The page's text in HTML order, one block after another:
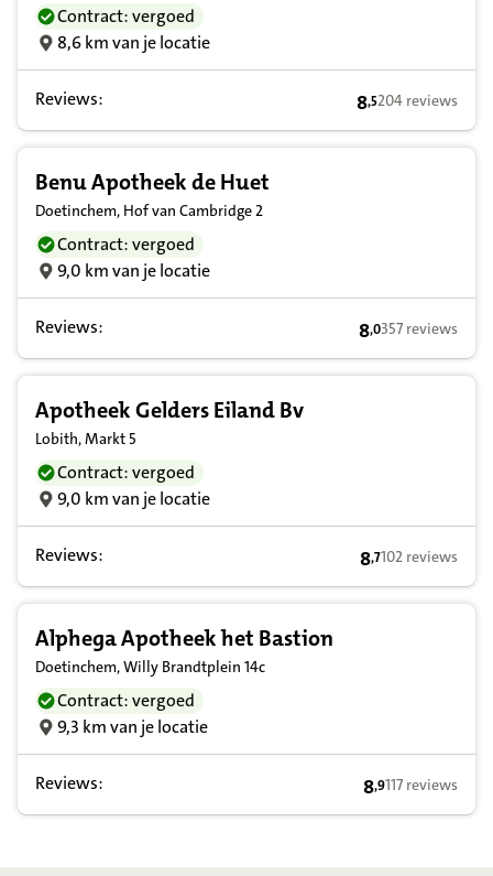
Contract: vergoed
8,6 km van je locatie
Reviews: 8,5 op basis van
8,5204 reviews
Benu Apotheek de Huet
Doetinchem, Hof van Cambridge 2
Contract: vergoed
9,0 km van je locatie
Reviews: 8,0 op basis van
8,0357 reviews
Apotheek Gelders Eiland Bv
Lobith, Markt 5
Contract: vergoed
9,0 km van je locatie
Reviews: 8,7 op basis van
8,7102 reviews
Alphega Apotheek het Bastion
Doetinchem, Willy Brandtplein 14c
Contract: vergoed
9,3 km van je locatie
Reviews: 8,9 op basis van
8,9117 reviews